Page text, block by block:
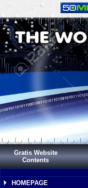
Gratis Website
Contents
HOMEPAGE